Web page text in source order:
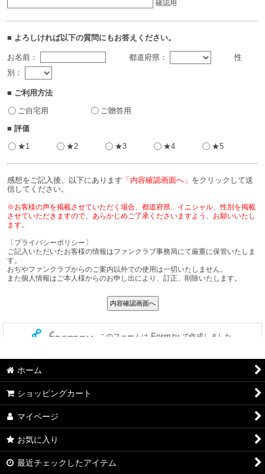
ホーム
ショッピングカート
マイページ
お気に入り
最近チェックしたアイテム